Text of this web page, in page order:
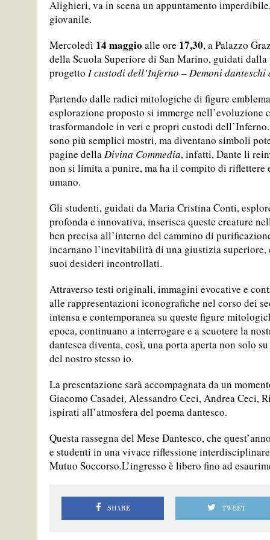
Alighieri, va in scena un appuntamento
giovanile.
Mercoledì 14 maggio alle ore 17,30, a Palazzo
della Scuola Superiore di San Marino, guidati
progetto I custodi dell’Inferno – Demoni
Partendo dalle radici mitologiche di figure
esplorazione proposto si immerge nell’evoluzione
trasformandole in veri e propri custodi
sono più semplici mostri, ma diventano simboli
pagine dellaDivina Commedia, infatti, Dante li
non si limita a punire, ma ha il compito di
umano.
Gli studenti, guidati da Maria Cristina Conti,
profonda e innovativa, inserisca queste creature
ben precisa all’interno del cammino di
incarnano l’inevitabilità di una giustizia superiore,
suoi desideri incontrollati.
Attraverso testi originali, immagini evocative e
alle rappresentazioni iconografiche nel corso dei
intensa e contemporanea su queste figure
epoca, continuano a interrogare e a scuotere la
dantesca diventa, così, una porta aperta non solo
del nostro stesso io.
La presentazione sarà accompagnata da un
Giacomo Casadei, Alessandro Ceci, Andrea Ceci,
ispirati all’atmosfera del poema dantesco.
Questa rassegna del Mese Dantesco, che
e studenti in una vivace riflessione
Mutuo Soccorso.L’ingresso è libero fino ad
SHARE TWEET